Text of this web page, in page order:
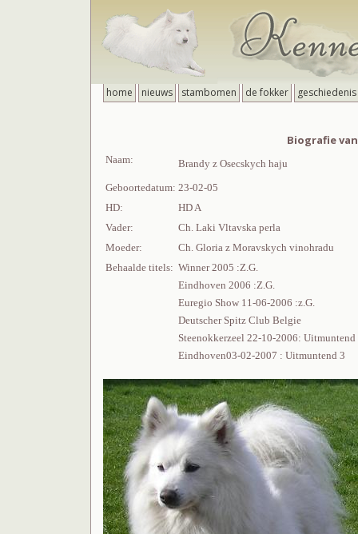
home nieuws stambomen de fokker geschiedenis
Biografie
Naam:
Brandy z Osecskych haju
Geboortedatum: 23-02-05
HD:
HD A
Vader:
Ch. Laki Vltavska perla
Moeder:
Ch. Gloria z Moravskych vinohradu
Behaalde titels: Winner 2005 :Z.G.
Eindhoven 2006 :Z.G.
Euregio Show 11-06-2006 :z.G.
Deutscher Spitz Club Belgie
Steenokkerzeel 22-10-2006: Uitmuntend
Eindhoven03-02-2007 : Uitmuntend 3